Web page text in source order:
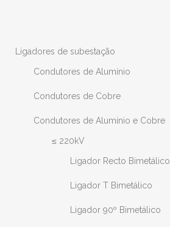
Ligadores de subestação
Condutores de Alumínio
Condutores de Cobre
Condutores de Alumínio e Cobre
≤ 220kV
Ligador Recto Bimetálico
Ligador T Bimetálico
Ligador 90º Bimetálico